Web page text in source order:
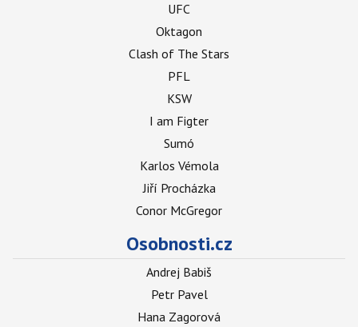
UFC
Oktagon
Clash of The Stars
PFL
KSW
I am Figter
Sumó
Karlos Vémola
Jiří Procházka
Conor McGregor
Osobnosti.cz
Andrej Babiš
Petr Pavel
Hana Zagorová